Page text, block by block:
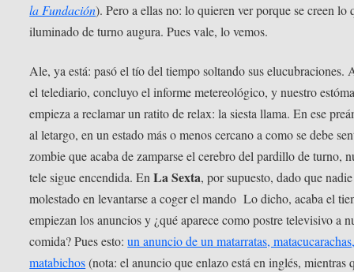
la Fundación). Pero a ellas no: lo quieren ver porque se creen lo
iluminado de turno augura. Pues vale, lo vemos.
Ale, ya está: pasó el tío del tiempo soltando sus elucubraciones.
el telediario, concluyo el informe metereológico, y nuestro
empieza a reclamar un ratito de relax: la siesta llama. En ese
al letargo, en un estado más o menos cercano a como se debe
zombie que acaba de zamparse el cerebro del pardillo de turno,
tele sigue encendida. EnLa Sexta, por supuesto, dado que
molestado en levantarse a coger el mando Lo dicho, acaba el
empiezan los anuncios y ¿qué aparece como postre televisivo a
comida? Pues esto:un anuncio de un matarratas,
matabichos(nota: el anuncio que enlazo está en inglés, mientras